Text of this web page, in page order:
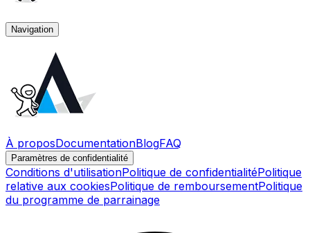
Navigation
À proposDocumentationBlogFAQ
Paramètres de confidentialité
Conditions d'utilisationPolitique de confidentialitéPolitique
relative aux cookiesPolitique de remboursementPolitique
du programme de parrainage